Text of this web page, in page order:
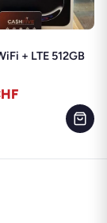
+ LTE 512GB